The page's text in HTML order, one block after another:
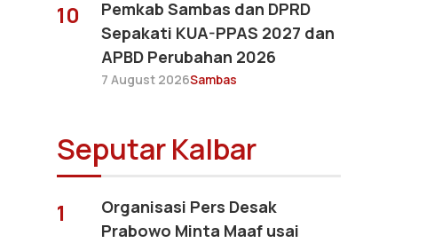
10
Pemkab Sambas dan DPRD
Sepakati KUA-PPAS 2027 dan
APBD Perubahan 2026
7 August 2026Sambas
Seputar Kalbar
1
Organisasi Pers Desak
Prabowo Minta Maaf usai